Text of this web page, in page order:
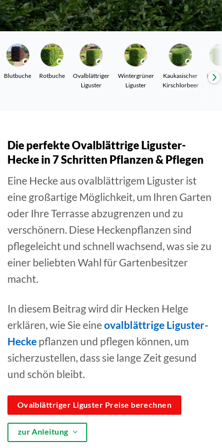
Blutbuche Rotbuche
Ovalblättriger
Liguster
Wintergrüner
Liguster
Kaukasischer
Kirschlorbeer
Die perfekte Ovalblättrige Liguster-
Hecke in 7 Schritten Pflanzen & Pflegen
Eine Hecke aus ovalblättrigem Liguster ist
eine großartige Möglichkeit, um Ihren Garten
oder Ihre Terrasse abzugrenzen und zu
verschönern. Diese Heckenpflanzen sind
pflegeleicht und schnell wachsend, was sie zu
einer beliebten Wahl für Gartenbesitzer
macht.
In diesem Beitrag wird dir Hecken Helge
erklären, wie Sie eine ovalblättrige Liguster-
Hecke pflanzen und pflegen können, um
sicherzustellen, dass sie lange Zeit gesund
und schön bleibt.
Ovalblättriger Liguster Preise berechnen
zur Anleitung